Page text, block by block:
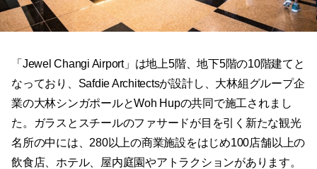
「Jewel Changi Airport」は地上5階、地下5階の10階建てと
なっており、Safdie Architectsが設計し、大林組グループ企
業の大林シンガポールとWoh Hupの共同で施工されまし
た。ガラスとスチールのファサードが目を引く新たな観光
名所の中には、280以上の商業施設をはじめ100店舗以上の
飲食店、ホテル、屋内庭園やアトラクションがあります。